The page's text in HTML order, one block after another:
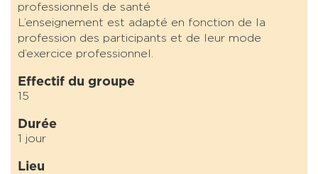
professionnels de santé
L’enseignement est adapté en fonction de la
profession des participants et de leur mode
d’exercice professionnel.
Effectif du groupe
15
Durée
1 jour
Lieu